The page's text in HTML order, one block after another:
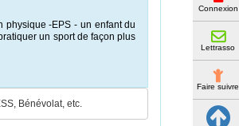
physique -EPS - un enfant du
un sport de façon plus
Bénévolat, etc.
Connexion
Lettrasso
Faire suivre